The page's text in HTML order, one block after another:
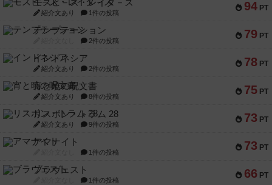
94 PT
モズビ－ズ・レイダ－ズ
紹介文あり 1件の投稿
79 PT
テンプテーション
2件の投稿
78 PT
インドネシア
紹介文あり 2件の投稿
75 PT
宵と暁の呪文書
紹介文あり 8件の投稿
73 PT
リスボン・トラム 28
紹介文あり 9件の投稿
73 PT
アマナイト
1件の投稿
66 PT
ブラヴェスト
1件の投稿